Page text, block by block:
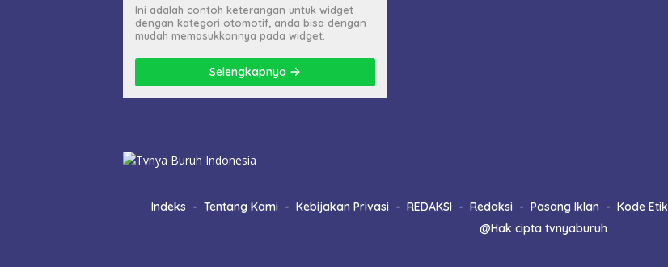
Ini adalah contoh keterangan untuk widget
dengan kategori otomotif, anda bisa dengan
mudah memasukkannya pada widget.
Selengkapnya
Indeks Tentang Kami Kebijakan Privasi REDAKSI Redaksi Pasang Iklan Kode Etik
@Hak cipta tvnyaburuh